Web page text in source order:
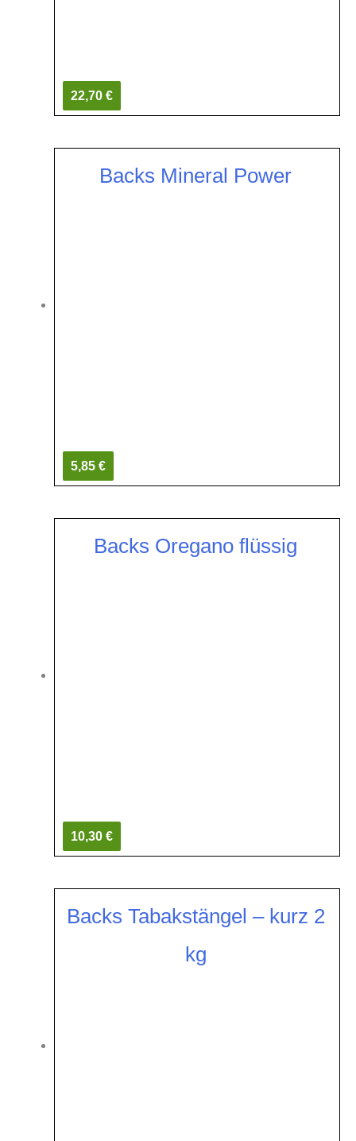
22,70 €
Backs Mineral Power
5,85 €
Backs Oregano flüssig
10,30 €
Backs Tabakstängel – kurz 2
kg